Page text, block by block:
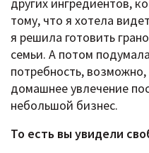
тому, что я хотела
я решила готовить
семьи. А потом
потребность, возможно,
домашнее увлечение
небольшой бизнес.
То есть вы увидели